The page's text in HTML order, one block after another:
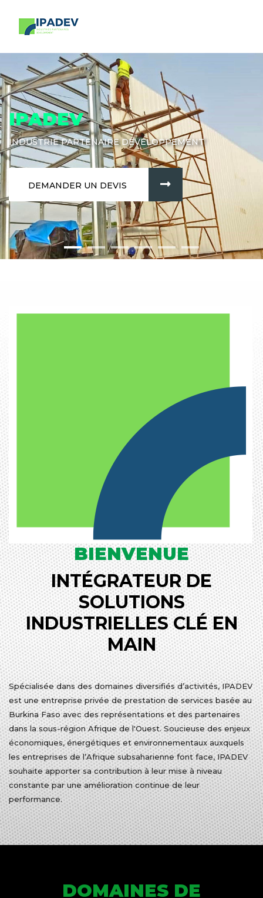
IPADEV
INDUSTRIE PARTENAIRE DÉVELOPPEMENT
DEMANDER UN DEVIS
BIENVENUE
INTÉGRATEUR DE
SOLUTIONS
INDUSTRIELLES CLÉ EN
MAIN
Spécialisée dans des domaines diversifiés d’activités, IPADEV
est une entreprise privée de prestation de services basée au
Burkina Faso avec des représentations et des partenaires
dans la sous-région Afrique de l'Ouest. Soucieuse des enjeux
économiques, énergétiques et environnementaux auxquels
les entreprises de l’Afrique subsaharienne font face, IPADEV
souhaite apporter sa contribution à leur mise à niveau
constante par une amélioration continue de leur
performance.
DOMAINES DE